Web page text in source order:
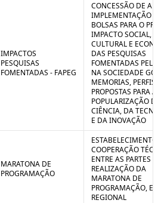
IMPACTOS
PESQUISAS
FOMENTADAS - FAPEG
CONCESSÃO DE
IMPLEMENTAÇÃO
BOLSAS PARA O
IMPACTO SOCIAL,
CULTURAL E
DAS PESQUISAS
FOMENTADAS
NA SOCIEDADE
MEMORIAS, PERFIS
PROPOSTAS PARA A
POPULARIZAÇÃO
CIÊNCIA, DA
E DA INOVAÇÃO
MARATONA DE
PROGRAMAÇÃO
COOPERAÇÃO
ENTRE AS PARTES
REALIZAÇÃO DA
MARATONA DE
PROGRAMAÇÃO,
REGIONAL